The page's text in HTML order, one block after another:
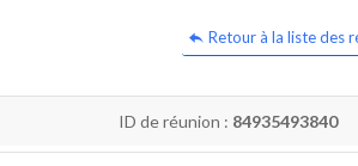
Retour à la liste des
ID de réunion : 84935493840